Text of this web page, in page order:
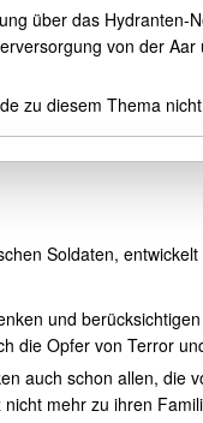
über das Hydranten-
von der Aar
zu diesem Thema
Soldaten, entwickelt
und
die Opfer von Terror
auch schon allen, die
nicht mehr zu ihren